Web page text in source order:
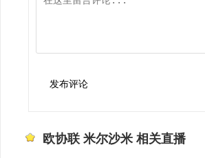
发布评论
欧协联 米尔沙米 相关直播